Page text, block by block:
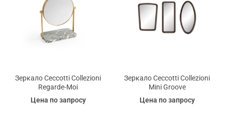
Зеркало Ceccotti Collezioni
Regarde-Moi
Цена по запросу
Зеркало Ceccotti Collezioni
Mini Groove
Цена по запросу